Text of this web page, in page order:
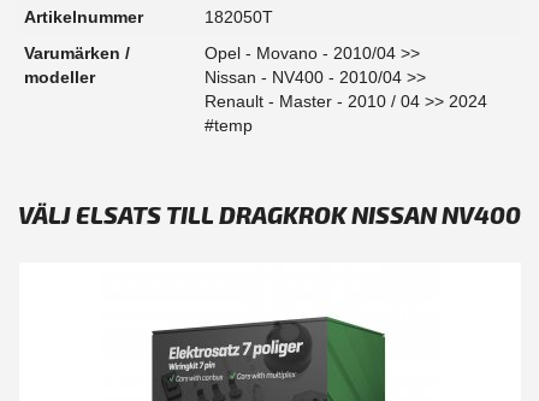
Artikelnummer
182050T
Varumärken /
modeller
Opel - Movano - 2010/04 >>
Nissan - NV400 - 2010/04 >>
Renault - Master - 2010 / 04 >> 2024
#temp
VÄLJ ELSATS TILL DRAGKROK NISSAN NV400